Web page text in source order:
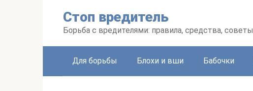
Стоп вредитель
Борьба с вредителями: правила, средства, советы
Для борьбы Блохи и вши Бабочки